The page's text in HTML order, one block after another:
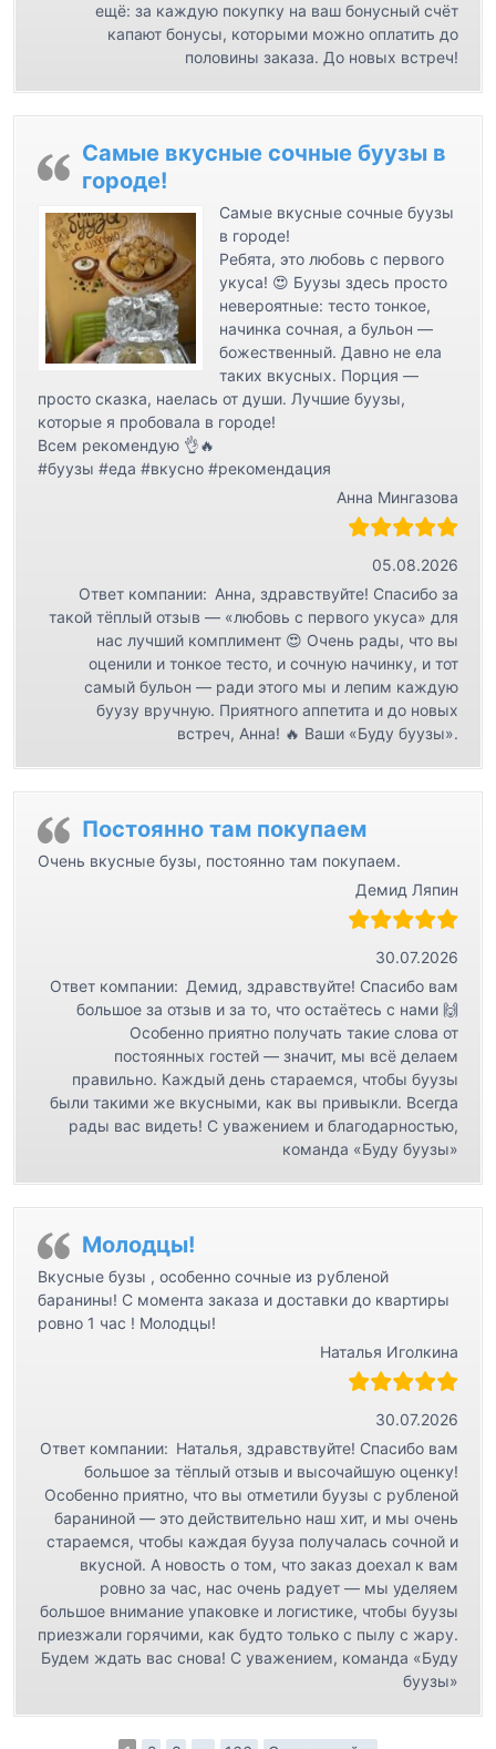
ещё: за каждую покупку на ваш бонусный счёт
капают бонусы, которыми можно оплатить до
половины заказа. До новых встреч!
Самые вкусные сочные буузы в
городе!
Самые вкусные сочные буузы
в городе!
Ребята, это любовь с первого
укуса! 😍 Буузы здесь просто
невероятные: тесто тонкое,
начинка сочная, а бульон —
божественный. Давно не ела
таких вкусных. Порция —
просто сказка, наелась от души. Лучшие буузы,
которые я пробовала в городе!
Всем рекомендую 👌🔥
#буузы #еда #вкусно #рекомендация
Анна Мингазова
05.08.2026
Ответ компании: Анна, здравствуйте! Спасибо за
такой тёплый отзыв — «любовь с первого укуса» для
нас лучший комплимент 😍 Очень рады, что вы
оценили и тонкое тесто, и сочную начинку, и тот
самый бульон — ради этого мы и лепим каждую
буузу вручную. Приятного аппетита и до новых
встреч, Анна! 🔥 Ваши «Буду буузы».
Постоянно там покупаем
Очень вкусные бузы, постоянно там покупаем.
Демид Ляпин
30.07.2026
Ответ компании: Демид, здравствуйте! Спасибо вам
большое за отзыв и за то, что остаётесь с нами 🙌
Особенно приятно получать такие слова от
постоянных гостей — значит, мы всё делаем
правильно. Каждый день стараемся, чтобы буузы
были такими же вкусными, как вы привыкли. Всегда
рады вас видеть! С уважением и благодарностью,
команда «Буду буузы»
Молодцы!
Вкусные бузы , особенно сочные из рубленой
баранины! С момента заказа и доставки до квартиры
ровно 1 час ! Молодцы!
Наталья Иголкина
30.07.2026
Ответ компании: Наталья, здравствуйте! Спасибо вам
большое за тёплый отзыв и высочайшую оценку!
Особенно приятно, что вы отметили буузы с рубленой
бараниной — это действительно наш хит, и мы очень
стараемся, чтобы каждая бууза получалась сочной и
вкусной. А новость о том, что заказ доехал к вам
ровно за час, нас очень радует — мы уделяем
большое внимание упаковке и логистике, чтобы буузы
приезжали горячими, как будто только с пылу с жару.
Будем ждать вас снова! С уважением, команда «Буду
буузы»